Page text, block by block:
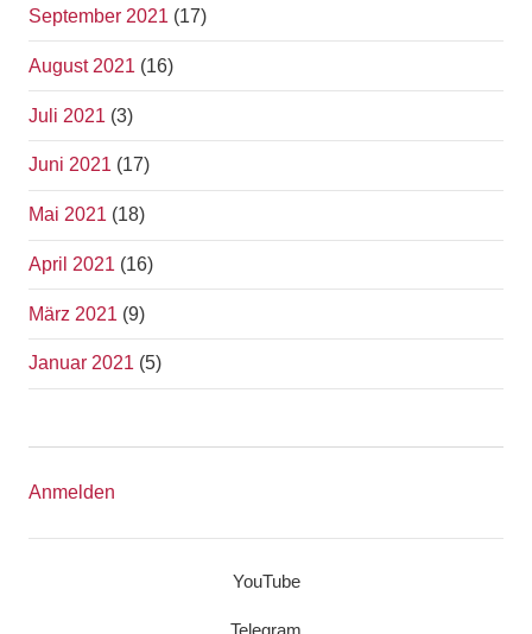
September 2021 (17)
August 2021 (16)
Juli 2021 (3)
Juni 2021 (17)
Mai 2021 (18)
April 2021 (16)
März 2021 (9)
Januar 2021 (5)
Anmelden
YouTube